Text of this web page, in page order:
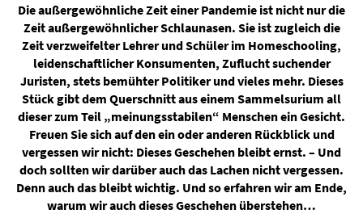
Die außergewöhnliche Zeit einer Pandemie ist nicht nur die
Zeit außergewöhnlicher Schlaunasen. Sie ist zugleich die
Zeit verzweifelter Lehrer und Schüler im Homeschooling,
leidenschaftlicher Konsumenten, Zuflucht suchender
Juristen, stets bemühter Politiker und vieles mehr. Dieses
Stück gibt dem Querschnitt aus einem Sammelsurium all
dieser zum Teil „meinungsstabilen“ Menschen ein Gesicht.
Freuen Sie sich auf den ein oder anderen Rückblick und
vergessen wir nicht: Dieses Geschehen bleibt ernst. – Und
doch sollten wir darüber auch das Lachen nicht vergessen.
Denn auch das bleibt wichtig. Und so erfahren wir am Ende,
warum wir auch dieses Geschehen überstehen…